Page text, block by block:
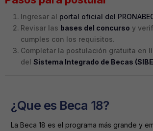
Ingresar al portal oficial del
Revisar las bases del concurso y
cumples con los requisitos.
Completar la postulación gratuita en
del Sistema Integrado de Becas
¿Que es Beca 18?
La Beca 18 es el programa más grande y